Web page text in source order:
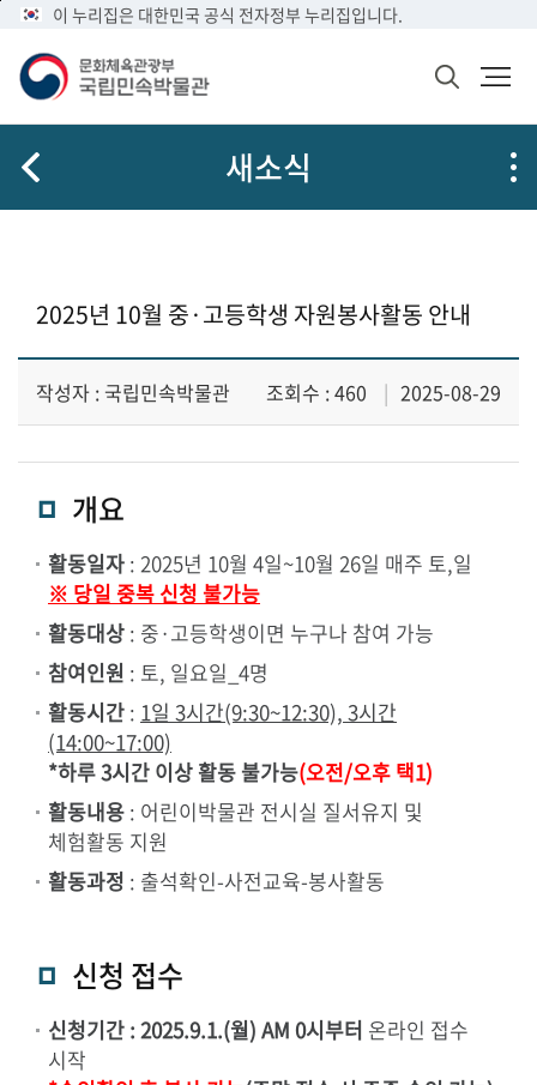
가
가
이 누리집은 대한민국 공식 전자정부 누리집입니다.
검
창
새소식
2025년 10월 중·고등학생 자원봉사활동 안내
작성자 : 국립민속박물관 조회수 : 460 2025-08-29
개요
활동일자 : 2025년 10월 4일~10월 26일 매주 토,일
※ 당일 중복 신청 불가능
활동대상 : 중·고등학생이면 누구나 참여 가능
참여인원 : 토, 일요일_4명
활동시간 : 1일 3시간(9:30~12:30), 3시간
(14:00~17:00)
*하루 3시간 이상 활동 불가능(오전/오후 택1)
활동내용 : 어린이박물관 전시실 질서유지 및
체험활동 지원
활동과정 : 출석확인-사전교육-봉사활동
신청 접수
신청기간 : 2025.9.1.(월) AM 0시부터 온라인 접수
시작